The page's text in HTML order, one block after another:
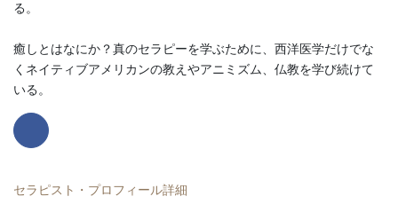
る。
癒しとはなにか？真のセラピーを学ぶために、西洋医学だけでな
くネイティブアメリカンの教えやアニミズム、仏教を学び続けて
いる。
セラピスト・プロフィール詳細